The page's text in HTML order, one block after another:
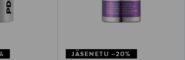
JÄSENETU –20%